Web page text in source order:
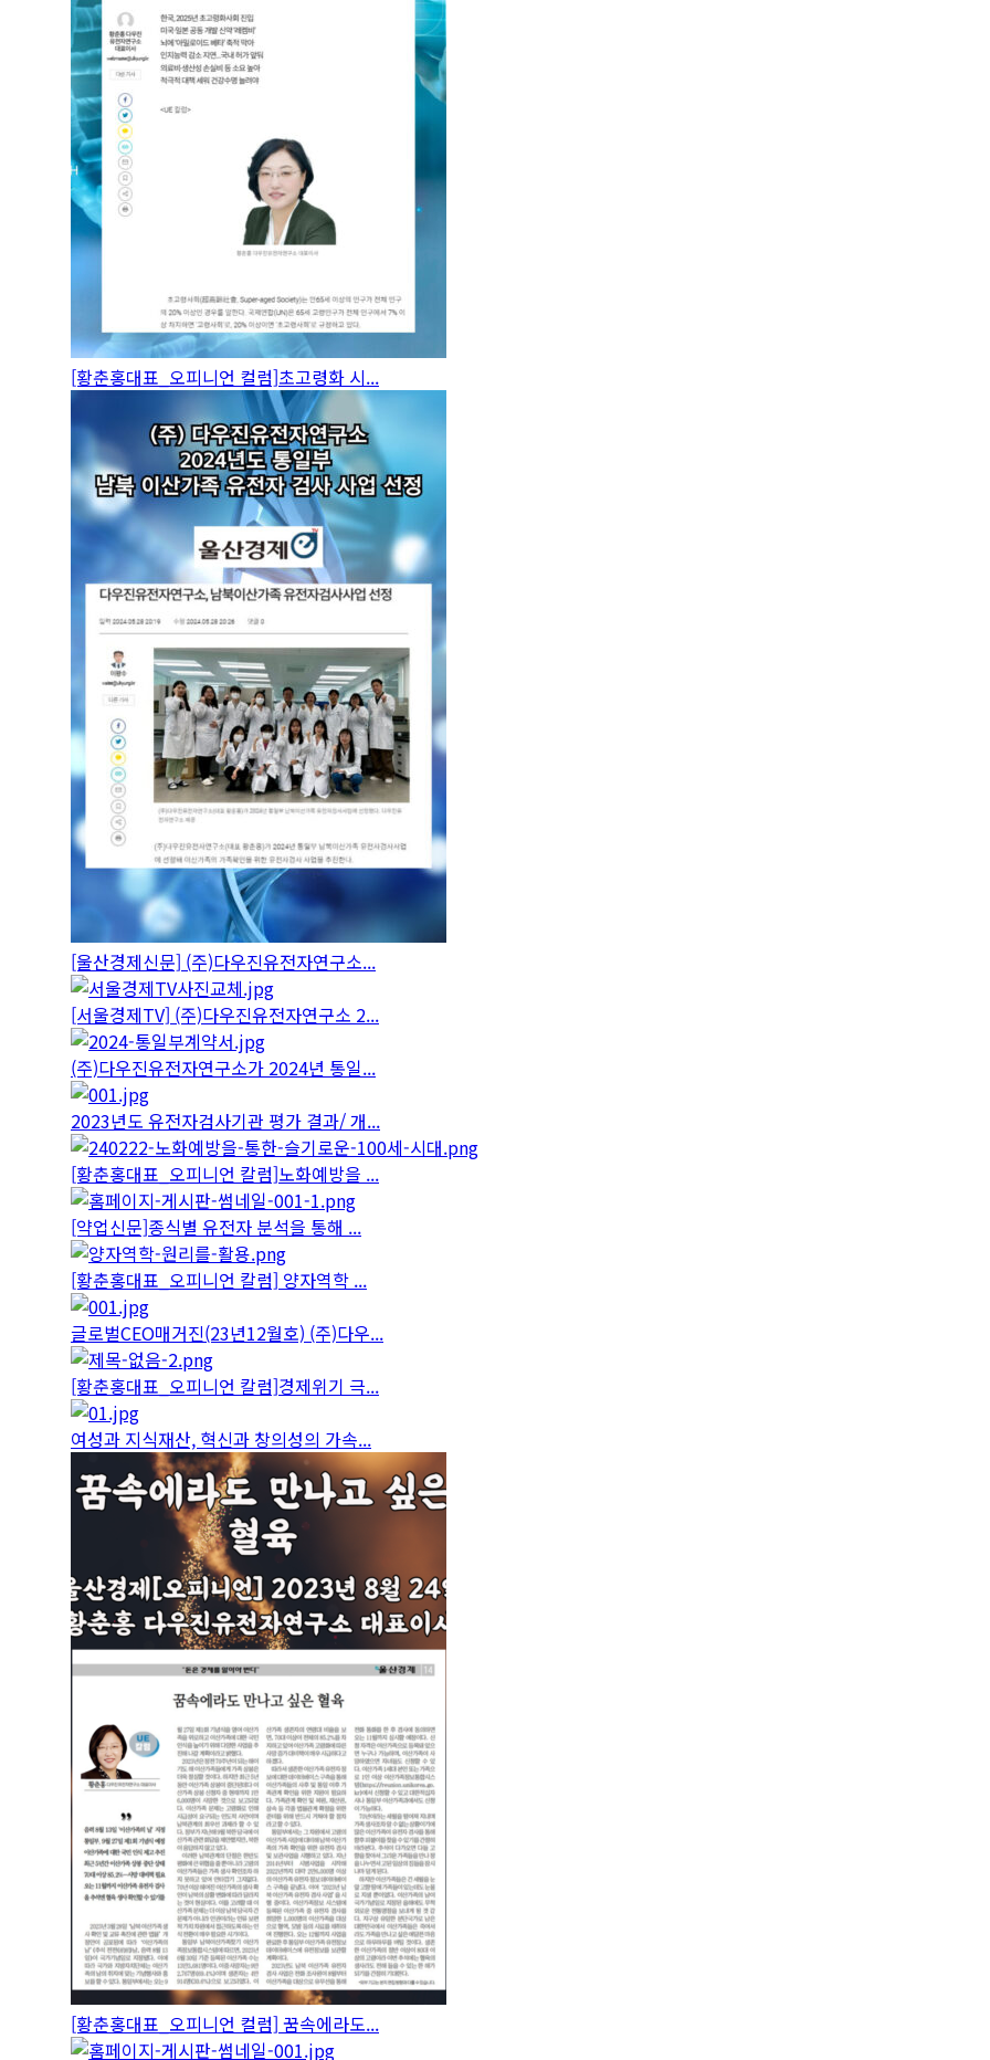
[황춘홍대표_오피니언 컬럼]초고령화 시...
[울산경제신문] (주)다우진유전자연구소...
[서울경제TV] (주)다우진유전자연구소 2...
(주)다우진유전자연구소가 2024년 통일...
2023년도 유전자검사기관 평가 결과/ 개...
[황춘홍대표_오피니언 칼럼]노화예방을 ...
[약업신문]종식별 유전자 분석을 통해 ...
[황춘홍대표_오피니언 칼럼] 양자역학 ...
글로벌CEO매거진(23년12월호) (주)다우...
[황춘홍대표_오피니언 칼럼]경제위기 극...
여성과 지식재산, 혁신과 창의성의 가속...
[황춘홍대표_오피니언 컬럼] 꿈속에라도...